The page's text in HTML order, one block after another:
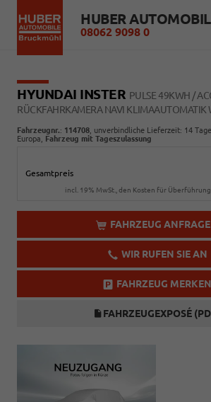
08062 9098 0
HYUNDAI INSTER PULSE 49KWH /
RÜCKFAHRKAMERA NAVI KLIMAAUTOMATIK
Fahrzeugnr.: 114708 , unverbindliche Lieferzeit: 14 Tage
Europa, Fahrzeug mit Tageszulassung
Gesamtpreis
incl. 19% MwSt., den Kosten für
FAHRZEUG
WIR RUFEN SIE AN
FAHRZEUG MERKEN
FAHRZEUGEXPOSÉ